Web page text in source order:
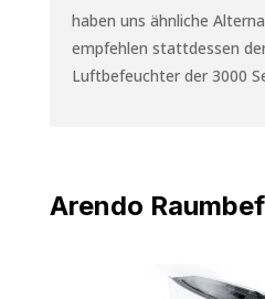
haben uns ähnliche
empfehlen stattdessen
Luftbefeuchter der 3000
Arendo